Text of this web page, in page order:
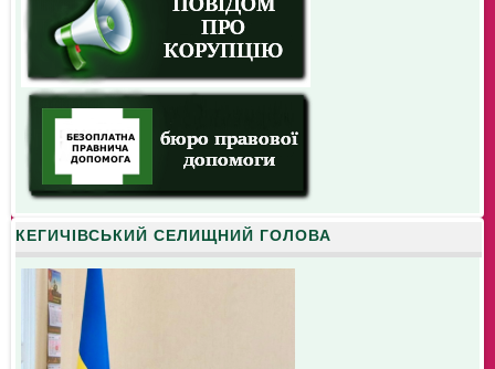
КЕГИЧІВСЬКИЙ СЕЛИЩНИЙ ГОЛОВА